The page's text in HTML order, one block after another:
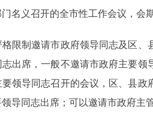
名义召开的全市性工作会议，会
制邀请市政府领导同志及区、
志出席，一般不邀请市政府主要
领导同志召开的会议，区、县
导同志出席；可以邀请市政府主